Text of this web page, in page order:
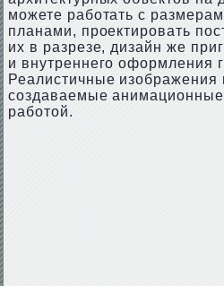
можете работать с
планами, проектировать
их в разрезе, дизайн же
и внутреннего оформления
Реалистичные изображения
создаваемые анимационные
работой.